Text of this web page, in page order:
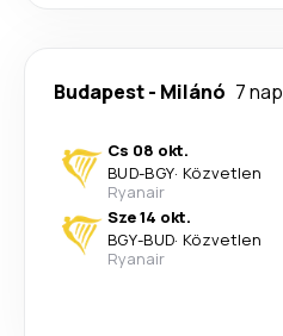
Budapest- Milánó 7 nap
Cs 08 okt.
BUD-BGY· Közvetlen
Ryanair
Sze 14 okt.
BGY-BUD· Közvetlen
Ryanair